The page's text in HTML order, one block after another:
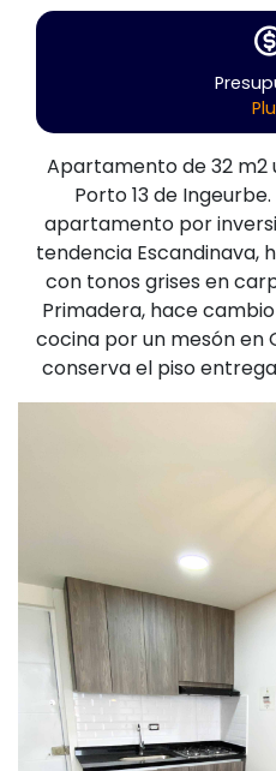
Apartamento de 32
Porto 13 de
apartamento por
tendencia Escandinava,
con tonos grises en
Primadera, hace
cocina por un mesón en
conserva el piso